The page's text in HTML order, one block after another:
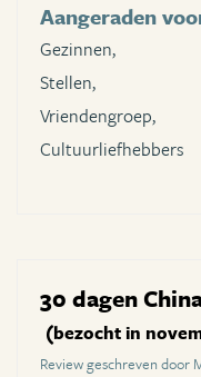
Aangeraden
Gezinnen,
Stellen,
Vriendengroep,
Cultuurliefhebbers
30 dagen
(bezocht in
Review geschreven door